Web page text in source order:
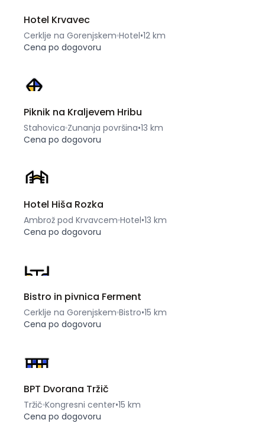
Hotel Krvavec
Cerklje na Gorenjskem Hotel•12 km
Cena po dogovoru
Piknik na Kraljevem Hribu
Stahovica Zunanja površina•13 km
Cena po dogovoru
Hotel Hiša Rozka
Ambrož pod Krvavcem Hotel•13 km
Cena po dogovoru
Bistro in pivnica Ferment
Cerklje na Gorenjskem Bistro•15 km
Cena po dogovoru
BPT Dvorana Tržič
Tržič Kongresni center•15 km
Cena po dogovoru